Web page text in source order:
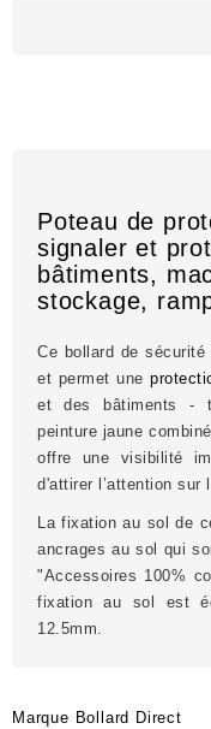
Poteau de
signaler et
bâtiments,
stockage,
Ce bollard de
et permet une
et des bâtiments -
peinture jaune
offre une visibilité
d'attirer l’attention sur
La fixation au sol de
ancrages au sol qui
"Accessoires 100%
fixation au sol est
12.5mm.
Marque Bollard Direct